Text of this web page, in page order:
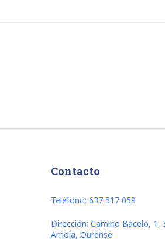
Contacto
Teléfono: 637 517 059
Dirección: Camino Bacelo, 1,
Arnoia, Ourense